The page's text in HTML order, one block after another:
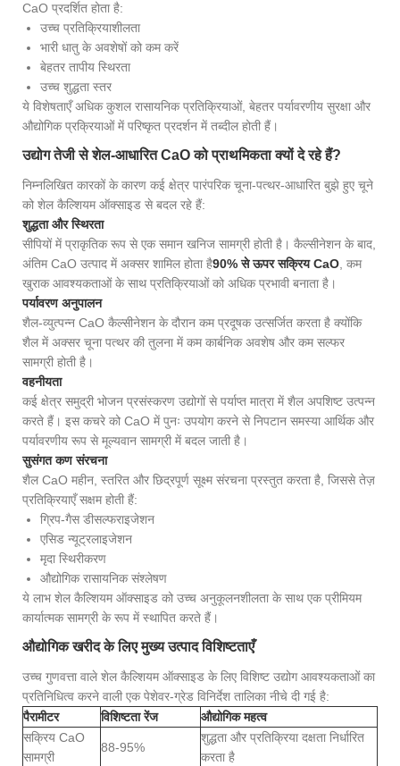
CaO प्रदर्शित होता है:
उच्च प्रतिक्रियाशीलता
भारी धातु के अवशेषों को कम करें
बेहतर तापीय स्थिरता
उच्च शुद्धता स्तर
ये विशेषताएँ अधिक कुशल रासायनिक प्रतिक्रियाओं, बेहतर पर्यावरणीय सुरक्षा और
औद्योगिक प्रक्रियाओं में परिष्कृत प्रदर्शन में तब्दील होती हैं।
उद्योग तेजी से शेल-आधारित CaO को प्राथमिकता क्यों दे रहे हैं?
निम्नलिखित कारकों के कारण कई क्षेत्र पारंपरिक चूना-पत्थर-आधारित बुझे हुए चूने
को शेल कैल्शियम ऑक्साइड से बदल रहे हैं:
शुद्धता और स्थिरता
सीपियों में प्राकृतिक रूप से एक समान खनिज सामग्री होती है। कैल्सीनेशन के बाद,
अंतिम CaO उत्पाद में अक्सर शामिल होता है90% से ऊपर सक्रिय CaO, कम
खुराक आवश्यकताओं के साथ प्रतिक्रियाओं को अधिक प्रभावी बनाता है।
पर्यावरण अनुपालन
शैल-व्युत्पन्न CaO कैल्सीनेशन के दौरान कम प्रदूषक उत्सर्जित करता है क्योंकि
शैल में अक्सर चूना पत्थर की तुलना में कम कार्बनिक अवशेष और कम सल्फर
सामग्री होती है।
वहनीयता
कई क्षेत्र समुद्री भोजन प्रसंस्करण उद्योगों से पर्याप्त मात्रा में शैल अपशिष्ट उत्पन्न
करते हैं। इस कचरे को CaO में पुनः उपयोग करने से निपटान समस्या आर्थिक और
पर्यावरणीय रूप से मूल्यवान सामग्री में बदल जाती है।
सुसंगत कण संरचना
शैल CaO महीन, स्तरित और छिद्रपूर्ण सूक्ष्म संरचना प्रस्तुत करता है, जिससे तेज़
प्रतिक्रियाएँ सक्षम होती हैं:
ग्रिप-गैस डीसल्फराइजेशन
एसिड न्यूट्रलाइजेशन
मृदा स्थिरीकरण
औद्योगिक रासायनिक संश्लेषण
ये लाभ शेल कैल्शियम ऑक्साइड को उच्च अनुकूलनशीलता के साथ एक प्रीमियम
कार्यात्मक सामग्री के रूप में स्थापित करते हैं।
औद्योगिक खरीद के लिए मुख्य उत्पाद विशिष्टताएँ
उच्च गुणवत्ता वाले शेल कैल्शियम ऑक्साइड के लिए विशिष्ट उद्योग आवश्यकताओं का
प्रतिनिधित्व करने वाली एक पेशेवर-ग्रेड विनिर्देश तालिका नीचे दी गई है:
पैरामीटर
विशिष्टता रेंज
औद्योगिक महत्व
सक्रिय CaO
सामग्री
88-95%
शुद्धता और प्रतिक्रिया दक्षता निर्धारित
करता है